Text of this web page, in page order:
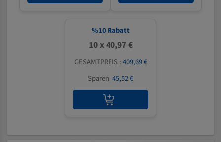
%10 Rabatt
10 x 40,97 €
GESAMTPREIS :409,69 €
Sparen:45,52 €